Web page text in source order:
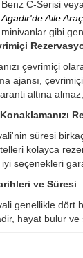
Benz C-Serisi
Agadir'de Aile
minivanlar gibi
çevrimiçi
ajansı,
altına
süresi
kolayca
seçenekleri
ve Süresi
genellikle dört
hayat bulur